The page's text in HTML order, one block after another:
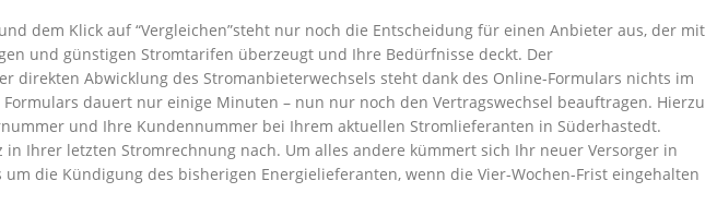
dem Klick auf “Vergleichen”steht nur noch die Entscheidung für einen Anbieter aus, der mit
und günstigen Stromtarifen überzeugt und Ihre Bedürfnisse deckt. Der
direkten Abwicklung des Stromanbieterwechsels steht dank des Online-Formulars nichts im
Formulars dauert nur einige Minuten – nun nur noch den Vertragswechsel beauftragen. Hierzu
und Ihre Kundennummer bei Ihrem aktuellen Stromlieferanten in Süderhastedt.
in Ihrer letzten Stromrechnung nach. Um alles andere kümmert sich Ihr neuer Versorger in
um die Kündigung des bisherigen Energielieferanten, wenn die Vier-Wochen-Frist eingehalten